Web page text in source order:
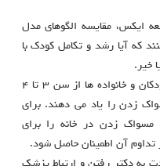
ایکس، مقایسه الگوهای مدل
که آیا رشد و تکامل کودک با
خیر.
• متخصصین پدودنتیست به همراه کودکان و خانواده ها از سن ۳ تا ۴
زدن را یاد می دهند. برای
مسواک زدن در خانه را برای
تداوم آن اطمینان حاصل شود.